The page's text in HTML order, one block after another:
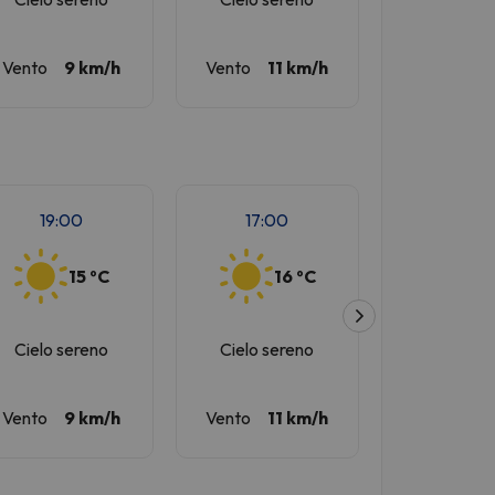
Vento 9 km/h Vento 11 km/h
19:00
15 ºC
Cielo sereno
Vento 9 km/h
17:00
16 ºC
Cielo sereno
Vento 11 km/h